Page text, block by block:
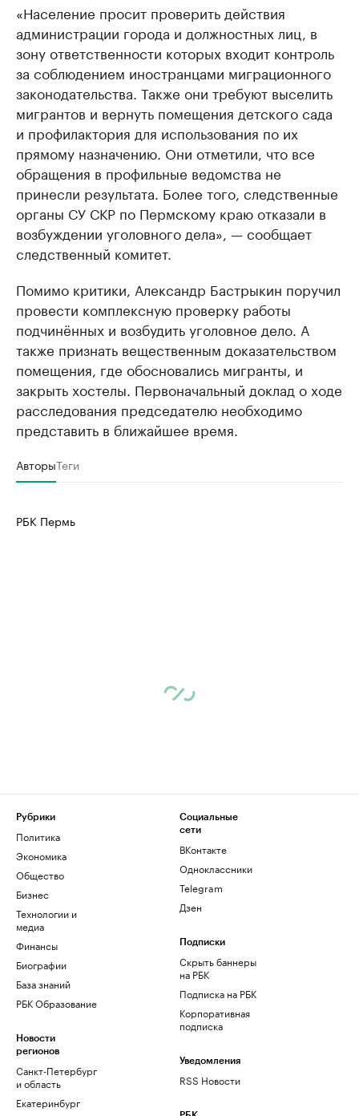
«Население просит проверить действия
администрации города и должностных лиц, в
зону ответственности которых входит контроль
за соблюдением иностранцами миграционного
законодательства. Также они требуют выселить
мигрантов и вернуть помещения детского сада
и профилактория для использования по их
прямому назначению. Они отметили, что все
обращения в профильные ведомства не
принесли результата. Более того, следственные
органы СУ СКР по Пермскому краю отказали в
возбуждении уголовного дела», — сообщает
следственный комитет.
Помимо критики, Александр Бастрыкин поручил
провести комплексную проверку работы
подчинённых и возбудить уголовное дело. А
также признать вещественным доказательством
помещения, где обосновались мигранты, и
закрыть хостелы. Первоначальный доклад о ходе
расследования председателю необходимо
представить в ближайшее время.
АвторыТеги
РБК Пермь
Рубрики
Политика
Экономика
Общество
Бизнес
Технологии и
медиа
Финансы
Биографии
База знаний
РБК Образование
Новости
регионов
Санкт-Петербург
и область
Екатеринбург
Социальные
сети
ВКонтакте
Одноклассники
Telegram
Дзен
Подписки
Скрыть баннеры
на РБК
Подписка на РБК
Корпоративная
подписка
Уведомления
RSS Новости